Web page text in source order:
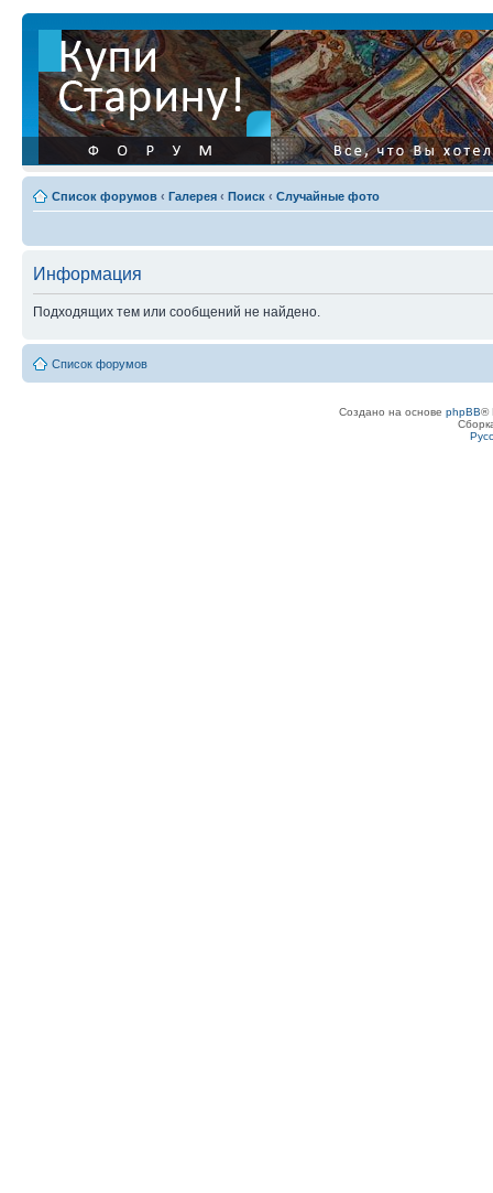
Список форумов ‹ Галерея ‹ Поиск ‹ Случайные фото
Информация
Подходящих тем или сообщений не найдено.
Список форумов
Создано на основе phpBB®